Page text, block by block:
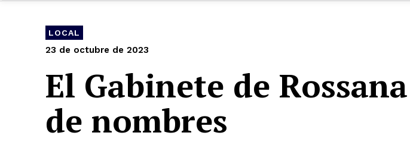
LOCAL
23 de octubre de 2023
El Gabinete de
de nombres